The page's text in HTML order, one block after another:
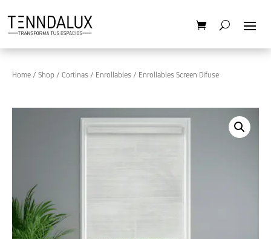
Home / Shop / Cortinas / Enrollables / Enrollables Screen Difuse